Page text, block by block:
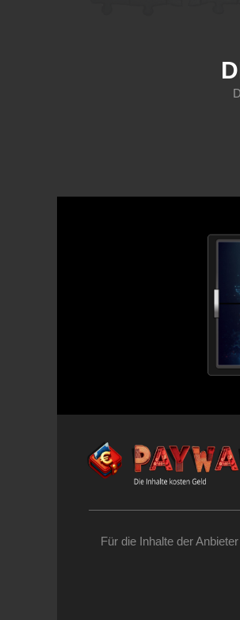
Für die Inhalte der